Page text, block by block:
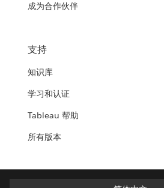
成为合作伙伴
支持
知识库
学习和认证
Tableau 帮助
所有版本